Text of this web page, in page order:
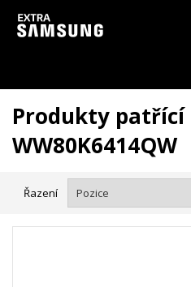
Vzhledem k aktuální situaci se může
zpozdit.
Produkty patřící
WW80K6414QW
Řazení